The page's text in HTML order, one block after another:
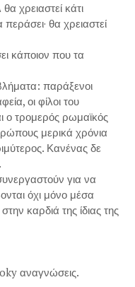
χρειαστεί κάτι
θα χρειαστεί
κάποιον που τα
παράξενοι
οι φίλοι του
ο τρομερός ρωμαϊκός
μερικά χρόνια
Κανένας δε
για να
όχι μόνο μέσα
καρδιά της ίδιας της
αναγνώσεις.